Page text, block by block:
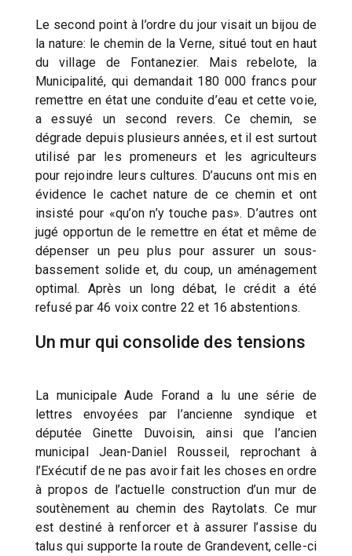
Le second point à l’ordre du jour visait un bijou de
la nature: le chemin de la Verne, situé tout en haut
du village de Fontanezier. Mais rebelote, la
Municipalité, qui demandait 180 000 francs pour
remettre en état une conduite d’eau et cette voie,
a essuyé un second revers. Ce chemin, se
dégrade depuis plusieurs années, et il est surtout
utilisé par les promeneurs et les agriculteurs
pour rejoindre leurs cultures. D’aucuns ont mis en
évidence le cachet nature de ce chemin et ont
insisté pour «qu’on n’y touche pas». D’autres ont
jugé opportun de le remettre en état et même de
dépenser un peu plus pour assurer un sous-
bassement solide et, du coup, un aménagement
optimal. Après un long débat, le crédit a été
refusé par 46 voix contre 22 et 16 abstentions.
Un mur qui consolide des tensions
La municipale Aude Forand a lu une série de
lettres envoyées par l’ancienne syndique et
députée Ginette Duvoisin, ainsi que l’ancien
municipal Jean-Daniel Rousseil, reprochant à
l’Exécutif de ne pas avoir fait les choses en ordre
à propos de l’actuelle construction d’un mur de
soutènement au chemin des Raytolats. Ce mur
est destiné à renforcer et à assurer l’assise du
talus qui supporte la route de Grandevent, celle-ci